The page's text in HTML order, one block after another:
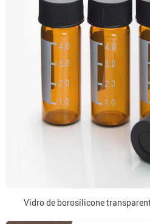
Vidro de borosilicone